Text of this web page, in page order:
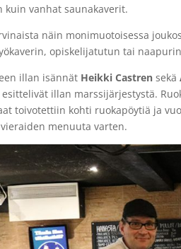
kuin vanhat saunakaverit.
näin monimuotoisessa
opiskelijatutun tai
illan isännät Heikki Castren sekä
illan marssijärjestystä.
toivotettiin kohti ruokapöytiä ja
menuuta varten.